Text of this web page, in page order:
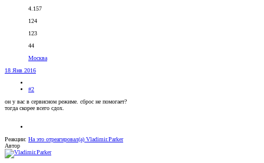
4.157
124
123
44
Москва
18 Янв 2016
#2
он у вас в сервисном режиме. сброс не помогает?
тогда скорее всего сдох.
Реакции: На это отреагировал(а) Vladimir.Parker
Автор